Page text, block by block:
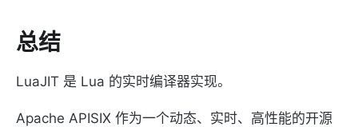
总结
LuaJIT 是 Lua 的实时编译器实现。
Apache APISIX 作为一个动态、实时、高性能的开源